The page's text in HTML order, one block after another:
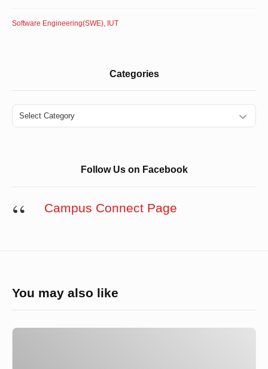
Software Engineering(SWE), IUT
Categories
Categories
Follow Us on Facebook
Campus Connect Page
You may also like